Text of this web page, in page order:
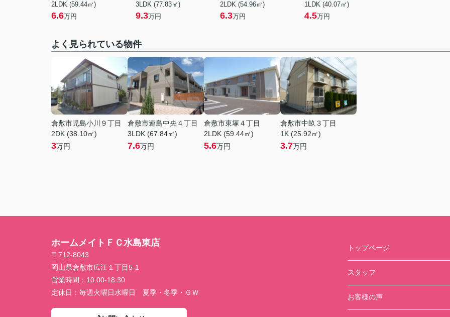
2LDK (59.44㎡)
6.6万円
3LDK (77.83㎡)
9.3万円
2LDK (54.96㎡)
6.3万円
1LDK (40.07㎡)
4.5万円
よく見られている物件
倉敷市児島小川９丁目
2DK (38.10㎡)
3万円
倉敷市連島中央４丁目
3LDK (67.84㎡)
7.6万円
倉敷市東塚４丁目
2LDK (59.44㎡)
5.6万円
倉敷市中畝３丁目
1K (25.92㎡)
3.7万円
ホームメイトＦＣ水島東店
〒712-8043
岡山県倉敷市広江１丁目5-1
営業時間： 10:00-18:30
定休日： 毎週火曜日水曜日 夏季・冬季・ＧＷ
トップページ
スタッフ
お客様の声